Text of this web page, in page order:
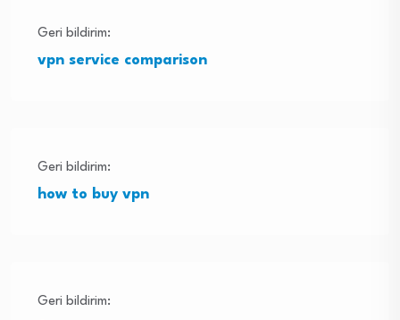
Geri bildirim:
vpn service comparison
Geri bildirim:
how to buy vpn
Geri bildirim: